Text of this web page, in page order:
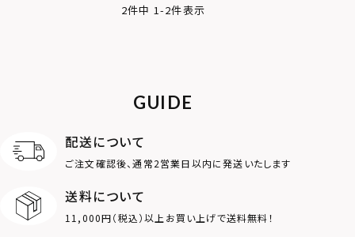
2件中 1-2件表示
GUIDE
配送について
ご注文確認後、通常2営業日以内に発送いたします
送料について
11,000円（税込）以上お買い上げで送料無料！